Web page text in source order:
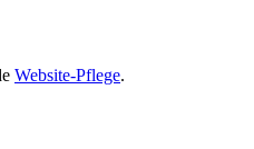
Website-Pflege.